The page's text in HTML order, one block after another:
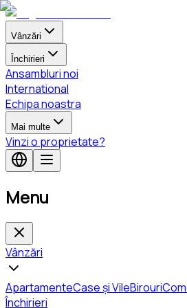
Vânzări
Închirieri
Ansambluri noi
International
Echipa noastra
Mai multe
Vinzi o proprietate?
Menu
Vânzări
ApartamenteCase și VileBirouri
Închirieri